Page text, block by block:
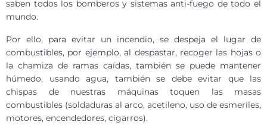
saben todos los bomberos y sistemas anti-fuego de todo el
mundo.
Por ello, para evitar un incendio, se despeja el lugar de
combustibles, por ejemplo, al despastar, recoger las hojas o
la chamiza de ramas caídas, también se puede mantener
húmedo, usando agua, también se debe evitar que las
chispas de nuestras máquinas toquen las masas
combustibles (soldaduras al arco, acetileno, uso de esmeriles,
motores, encendedores, cigarros).